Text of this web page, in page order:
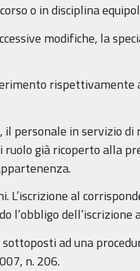
o in disciplina
modifiche, la
rispettivamente
personale in servizio
già ricoperto alla
L’iscrizione al
l’obbligo
ad una
n. 206.